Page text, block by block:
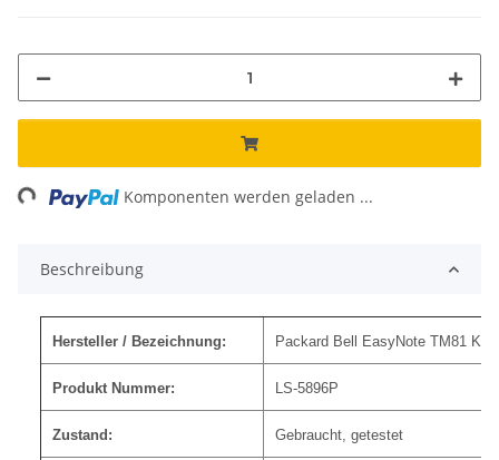
Komponenten werden geladen ...
Beschreibung
Hersteller / Bezeichnung: Packard Bell EasyNote TM81
Produkt Nummer: LS-5896P
Zustand: Gebraucht, getestet